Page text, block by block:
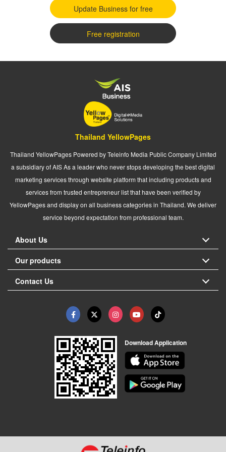
Update Business for free
Free registration
Thailand YellowPages
Thailand YellowPages Powered by Teleinfo Media Public Company Limited
a subsidiary of AIS As a leader who never stops developing the best digital
marketing services through website platform that including products and
services from trusted entrepreneur list that have been verified by
YellowPages and display on all business categories in Thailand. We deliver
service beyond expectation from professional team.
About Us
Our products
Contact Us
Download Application